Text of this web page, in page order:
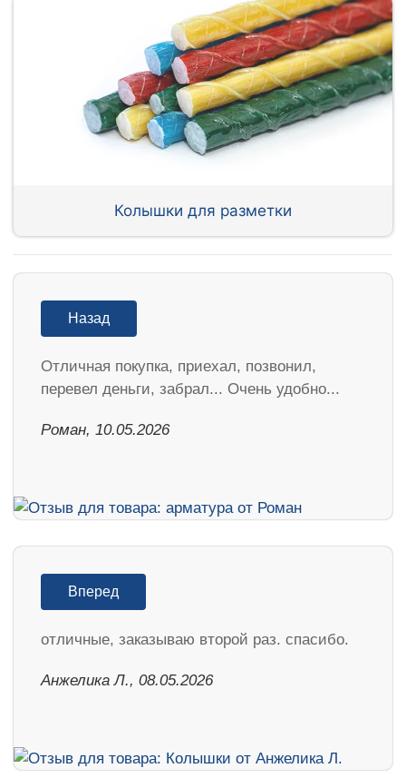
Колышки для разметки
Назад
Отличная покупка, приехал, позвонил,
перевел деньги, забрал... Очень удобно...
Роман, 10.05.2026
Вперед
отличные, заказываю второй раз. спасибо.
Анжелика Л., 08.05.2026